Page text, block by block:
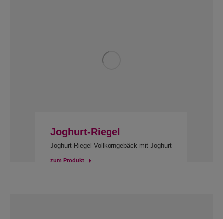
Joghurt-Riegel
Joghurt-Riegel Vollkorngebäck mit Joghurt
zum Produkt